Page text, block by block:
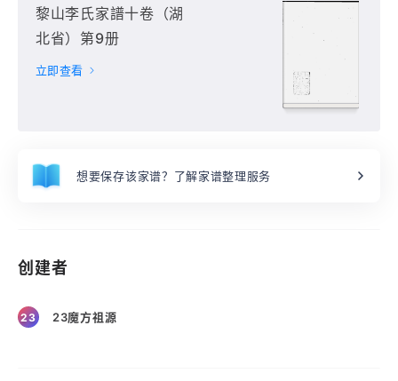
黎山李氏家譜十卷（湖
北省）第9册
立即查看
想要保存该家谱？了解家谱整理服务
创建者
23 23魔方祖源